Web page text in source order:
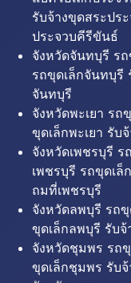
รับจ้างขุดสระปร
ประจวบคีรีขันธ์
จังหวัดจันทบุรี ร
รถขุดเล็กจันทบุรี
จันทบุรี
จังหวัดพะเยา รถ
ขุดเล็กพะเยา รับ
จังหวัดเพชรบุรี ร
เพชรบุรี รถขุดเล็
ถมที่เพชรบุรี
จังหวัดลพบุรี รถ
ขุดเล็กลพบุรี รับ
จังหวัดชุมพร รถ
ขุดเล็กชุมพร รับ